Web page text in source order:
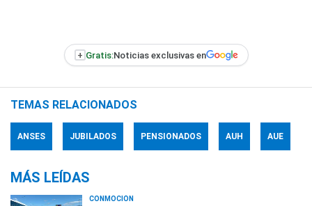
+ Gratis:Noticias exclusivas en
TEMAS RELACIONADOS
ANSES JUBILADOS PENSIONADOS AUH AUE
MÁS LEÍDAS
CONMOCIÓN